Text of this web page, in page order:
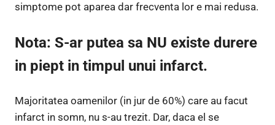
simptome pot aparea dar frecventa lor e mai redusa.
Nota: S-ar putea sa NU existe durere
in piept in timpul unui infarct.
Majoritatea oamenilor (in jur de 60%) care au facut
infarct in somn, nu s-au trezit. Dar, daca el se